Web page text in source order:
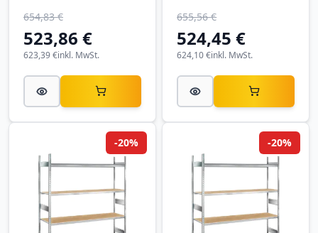
523,86 €
654,83 €
inkl. MwSt.
623,39 €
524,45 €
655,56 €
inkl. MwSt.
624,10 €
-20% -20%